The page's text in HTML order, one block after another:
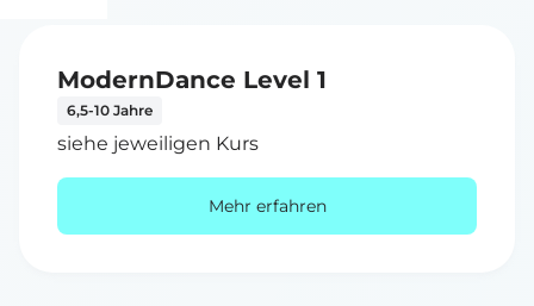
ModernDance Level 1
6,5-10 Jahre
siehe jeweiligen Kurs
Mehr erfahren